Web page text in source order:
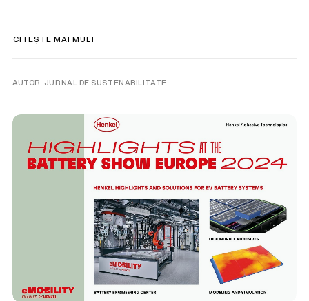
CITEȘTE MAI MULT
AUTOR. JURNAL DE SUSTENABILITATE